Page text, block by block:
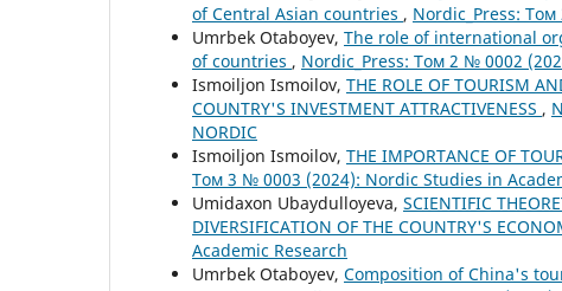
of Central Asian countries , Nordic_Press:
Umrbek Otaboyev, The role of international
of countries , Nordic_Press: Том 2 № 0002
Ismoiljon Ismoilov, THE ROLE OF TOURISM
COUNTRY'S INVESTMENT ATTRACTIVENESS ,
NORDIC
Ismoiljon Ismoilov, THE IMPORTANCE OF
Том 3 № 0003 (2024): Nordic Studies in
Umidaxon Ubaydulloyeva, SCIENTIFIC
DIVERSIFICATION OF THE COUNTRY'S
Academic Research
Umrbek Otaboyev, Composition of China's